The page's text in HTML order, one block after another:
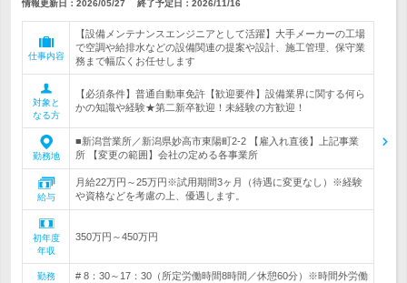
情報更新日：2026/05/27 終了予定日： 2026/11/16
仕事内容
【設備メンテナンスエンジニアとして活躍】大手メーカーの工場
で空調や給排水などの設備関連の提案や設計、施工管理、保守業
務まで幅広くお任せします
対象と
なる方
【必須条件】普通自動車免許【歓迎要件】設備業界に関する何ら
かの知識や経験★第二新卒歓迎！未経験の方歓迎！
勤務地
■新潟営業所／新潟県妙高市東陽町2-2 【雇入れ直後】上記事業
所 【変更の範囲】会社の定める各事業所
給与
月給22万円～25万円※試用期間3ヶ月（待遇に変更なし）※経験
や資格などを考慮の上、優遇します。
初年度
年収
350万円～450万円
勤務
# 8：30～17：30（所定労働時間8時間／休憩60分）※時間外労働